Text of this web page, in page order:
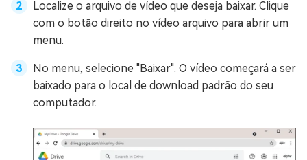
Localize o arquivo de vídeo que deseja baixar. Clique
com o botão direito no vídeo arquivo para abrir um
menu.
No menu, selecione "Baixar". O vídeo começará a ser
baixado para o local de download padrão do seu
computador.